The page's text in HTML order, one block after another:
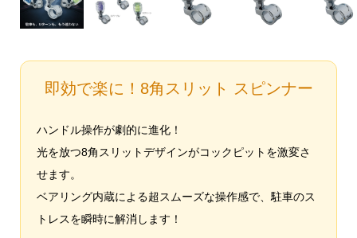
即効で楽に！8角スリット スピンナー
ハンドル操作が劇的に進化！
光を放つ8角スリットデザインがコックピットを激変さ
せます。
ベアリング内蔵による超スムーズな操作感で、駐車のス
トレスを瞬時に解消します！